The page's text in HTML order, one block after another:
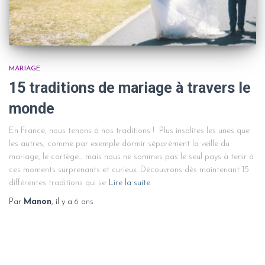
MARIAGE
15 traditions de mariage à travers le
monde
En France, nous tenons à nos traditions ! Plus insolites les unes que
les autres, comme par exemple dormir séparément la veille du
mariage, le cortège… mais nous ne sommes pas le seul pays à tenir à
ces moments surprenants et curieux. Découvrons dès maintenant 15
différentes traditions qui se Lire la suite
Par Manon, il y a 6 ans